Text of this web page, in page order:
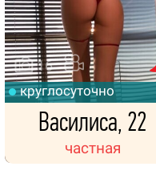
круглосуточно
Василиса, 22
частная
16